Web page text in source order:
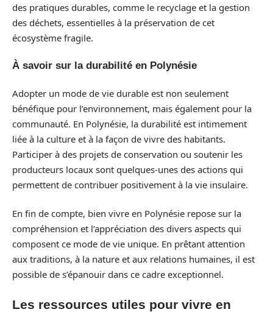
des pratiques durables, comme le recyclage et la gestion
des déchets, essentielles à la préservation de cet
écosystème fragile.
À savoir sur la durabilité en Polynésie
Adopter un mode de vie durable est non seulement
bénéfique pour l’environnement, mais également pour la
communauté. En Polynésie, la durabilité est intimement
liée à la culture et à la façon de vivre des habitants.
Participer à des projets de conservation ou soutenir les
producteurs locaux sont quelques-unes des actions qui
permettent de contribuer positivement à la vie insulaire.
En fin de compte, bien vivre en Polynésie repose sur la
compréhension et l’appréciation des divers aspects qui
composent ce mode de vie unique. En prêtant attention
aux traditions, à la nature et aux relations humaines, il est
possible de s’épanouir dans ce cadre exceptionnel.
Les ressources utiles pour vivre en